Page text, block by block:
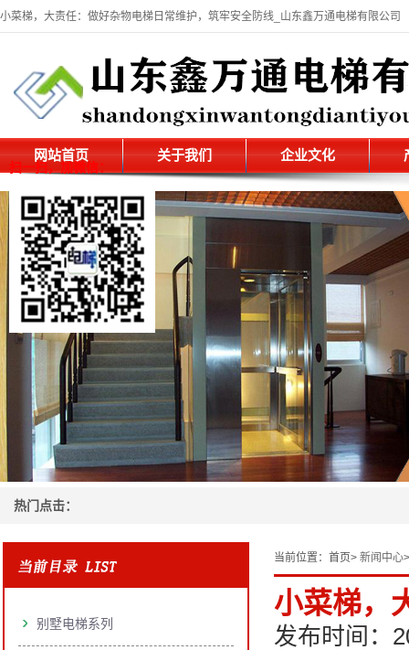
小菜梯，大责任：做好杂物电梯日常维护，筑牢安全防线_山东鑫万通电梯有限公司
网站首页 关于我们 企业文化
热门点击：
当前位置： 首页> 新闻中心
小菜梯，
发布时间：
别墅电梯系列
扫一扫，加微信：